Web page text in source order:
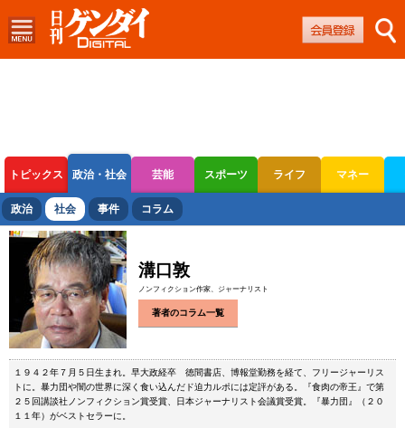
トピックス 政治・社会 芸能 スポーツ ライフ マネー
ボートレース 競輪 オートレース
政治 社会 事件 コラム
溝口敦
ノンフィクション作家、ジャーナリスト
著者のコラム一覧
１９４２年７月５日生まれ。早大政経卒 徳間書店、博報堂勤務を経て、フリージャーリス
トに。暴力団や闇の世界に深く食い込んだド迫力ルポには定評がある。『食肉の帝王』で第
２５回講談社ノンフィクション賞受賞、日本ジャーナリスト会議賞受賞。『暴力団』（２０
１１年）がベストセラーに。